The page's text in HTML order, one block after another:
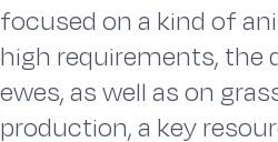
focused on a kind of
high requirements, the
ewes, as well as on
production, a key